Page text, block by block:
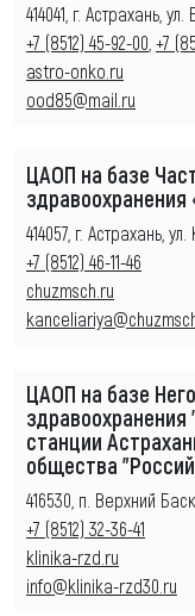
414041, г. Астрахань,
+7 (8512) 45-92-00 +7
astro-onko.ru
ood85@mail.ru
ЦАОП на базе
414057, г. Астрахань,
+7 (8512) 46-11-46
chuzmsch.ru
ЦАОП на базе
станции
общества
416530, п. Верхний
+7 (8512) 32-36-41
klinika-rzd.ru
info@klinika-rzd30.ru